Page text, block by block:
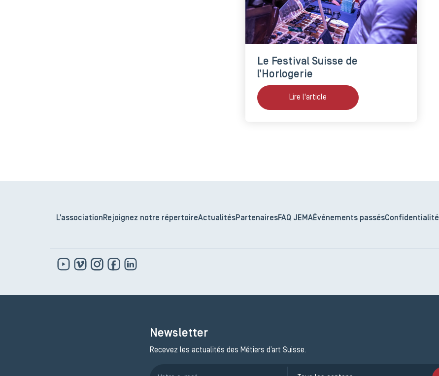
Le Festival Suisse de
l’Horlogerie
Lire l'article
L'association Rejoignez notre répertoireActualitésPartenairesFAQ JEMAÉvénements passésConfidentialité
Newsletter
Recevez les actualités des Métiers d’art Suisse.